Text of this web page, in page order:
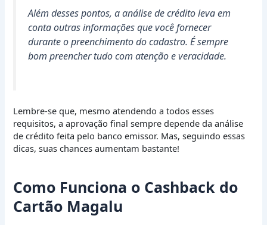
Além desses pontos, a análise de crédito leva em
conta outras informações que você fornecer
durante o preenchimento do cadastro. É sempre
bom preencher tudo com atenção e veracidade.
Lembre-se que, mesmo atendendo a todos esses
requisitos, a aprovação final sempre depende da análise
de crédito feita pelo banco emissor. Mas, seguindo essas
dicas, suas chances aumentam bastante!
Como Funciona o Cashback do
Cartão Magalu